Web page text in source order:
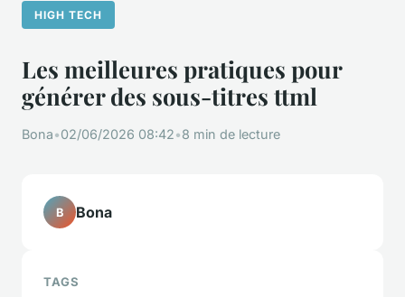
HIGH TECH
Les meilleures pratiques pour
générer des sous-titres ttml
Bona•02/06/2026 08:42•8 min de lecture
B Bona
TAGS